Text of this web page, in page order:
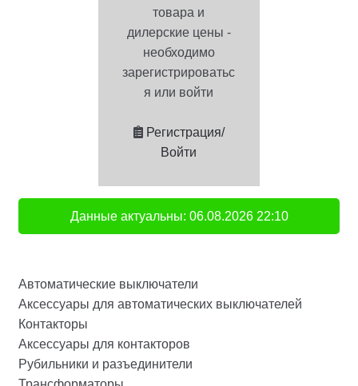
товара и
дилерские цены -
необходимо
зарегистрироватьс
я или войти
Регистрация/
Войти
Данные актуальны: 06.08.2026 22:10
Автоматические выключатели
Аксессуары для автоматических выключателей
Контакторы
Аксессуары для контакторов
Рубильники и разъединители